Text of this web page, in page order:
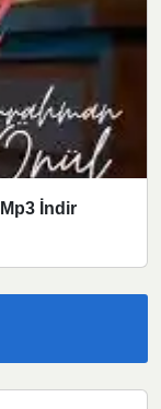
İndir